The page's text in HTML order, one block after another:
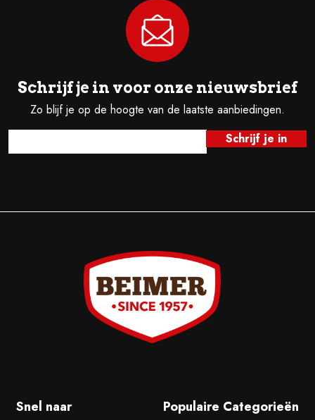
Schrijf je in voor onze nieuwsbrief
Zo blijf je op de hoogte van de laatste aanbiedingen.
Snel naar Populaire Categorieën